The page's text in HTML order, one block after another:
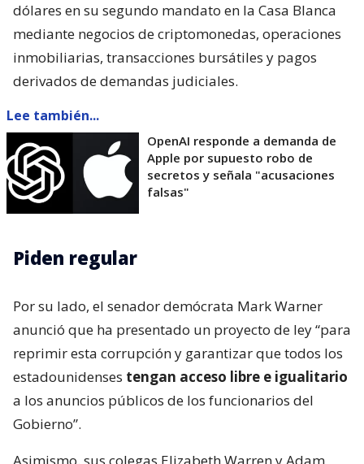
dólares en su segundo mandato en la Casa Blanca
mediante negocios de criptomonedas, operaciones
inmobiliarias, transacciones bursátiles y pagos
derivados de demandas judiciales.
Lee también...
OpenAI responde a demanda de
Apple por supuesto robo de
secretos y señala "acusaciones
falsas"
Piden regular
Por su lado, el senador demócrata Mark Warner
anunció que ha presentado un proyecto de ley “para
reprimir esta corrupción y garantizar que todos los
estadounidenses tengan acceso libre e igualitario
a los anuncios públicos de los funcionarios del
Gobierno”.